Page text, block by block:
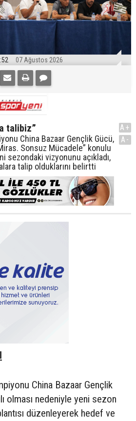
07 Ağustos 2026
talibiz”
China Bazaar Gençlik Gücü,
Sonsuz Mücadele” konulu
sezondaki vizyonunu açıkladı,
talip olduklarını belirtti
A+
A-
China Bazaar Gençlik
olması nedeniyle yeni sezon
düzenleyerek hedef ve